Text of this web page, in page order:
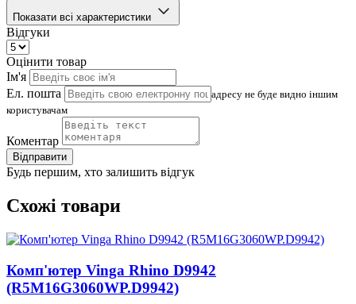
Показати всі характеристики
Відгуки
Оцінити товар
Ім'я
Ел. пошта
адресу не буде видно іншим
користувачам
Коментар
Відправити
Будь першим, хто залишить відгук
Схожі товари
Комп'ютер Vinga Rhino D9942
(R5M16G3060WP.D9942)